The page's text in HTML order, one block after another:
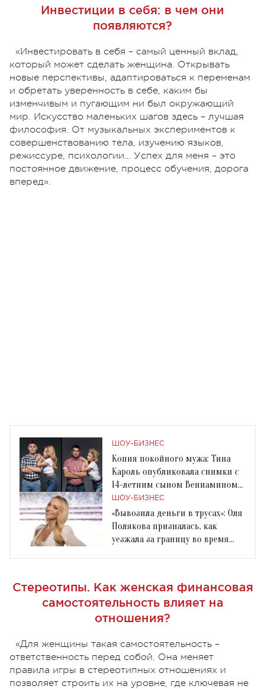
Инвестиции в себя: в чем они
появляются?
«Инвестировать в себя – самый ценный вклад,
который может сделать женщина. Открывать
новые перспективы, адаптироваться к переменам
и обретать уверенность в себе, каким бы
изменчивым и пугающим ни был окружающий
мир. Искусство маленьких шагов здесь – лучшая
философия. От музыкальных экспериментов к
совершенствованию тела, изучению языков,
режиссуре, психологии… Успех для меня – это
постоянное движение, процесс обучения, дорога
вперед».
ШОУ-БИЗНЕС
Копия покойного мужа: Тина
Кароль опубликовала снимки с
14-летним сыном Вениамином
Огиром
ШОУ-БИЗНЕС
«Вывозила деньги в трусах»: Оля
Полякова призналась, как
уезжала за границу во время
Стереотипы. Как женская финансовая
самостоятельность влияет на
отношения?
«Для женщины такая самостоятельность –
ответственность перед собой. Она меняет
правила игры в стереотипных отношениях и
позволяет строить их на уровне, где ключевая не